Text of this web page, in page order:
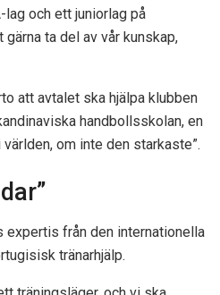
lag och ett juniorlag på
ta del av vår kunskap,
att avtalet ska hjälpa klubben
handbollsskolan, en
om inte den starkaste”.
expertis från den internationella
tränarhjälp.